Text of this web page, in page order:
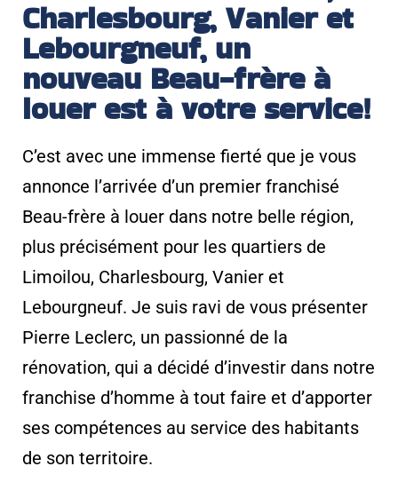
Charlesbourg, Vanier et
Lebourgneuf, un
nouveau Beau-frère à
louer est à votre service!
C’est avec une immense fierté que je vous
annonce l’arrivée d’un premier franchisé
Beau-frère à louer dans notre belle région,
plus précisément pour les quartiers de
Limoilou, Charlesbourg, Vanier et
Lebourgneuf. Je suis ravi de vous présenter
Pierre Leclerc, un passionné de la
rénovation, qui a décidé d’investir dans notre
franchise d’homme à tout faire et d’apporter
ses compétences au service des habitants
de son territoire.